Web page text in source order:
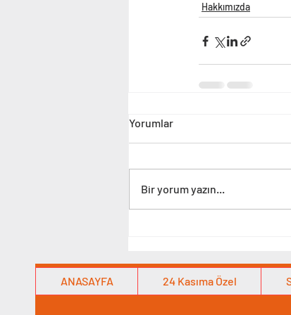
Hakkımızda
Yorumlar
Bir yorum yazın...
ANASAYFA 24 Kasıma Özel